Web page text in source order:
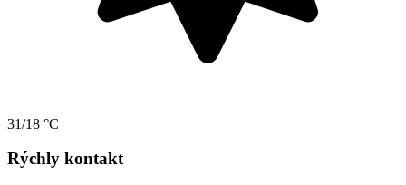
31/18 °C
Rýchly kontakt